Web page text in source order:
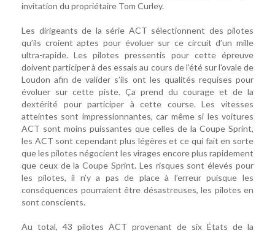
invitation du propriétaire Tom Curley.
Les dirigeants de la série ACT sélectionnent des pilotes
qu’ils croient aptes pour évoluer sur ce circuit d’un mille
ultra-rapide. Les pilotes pressentis pour cette épreuve
doivent participer à des essais au cours de l’été sur l’ovale de
Loudon afin de valider s’ils ont les qualités requises pour
évoluer sur cette piste. Ça prend du courage et de la
dextérité pour participer à cette course. Les vitesses
atteintes sont impressionnantes, car même si les voitures
ACT sont moins puissantes que celles de la Coupe Sprint,
les ACT sont cependant plus légères et ce qui fait en sorte
que les pilotes négocient les virages encore plus rapidement
que ceux de la Coupe Sprint. Les risques sont élevés pour
les pilotes, il n’y a pas de place à l’erreur puisque les
conséquences pourraient être désastreuses, les pilotes en
sont conscients.
Au total, 43 pilotes ACT provenant de six États de la